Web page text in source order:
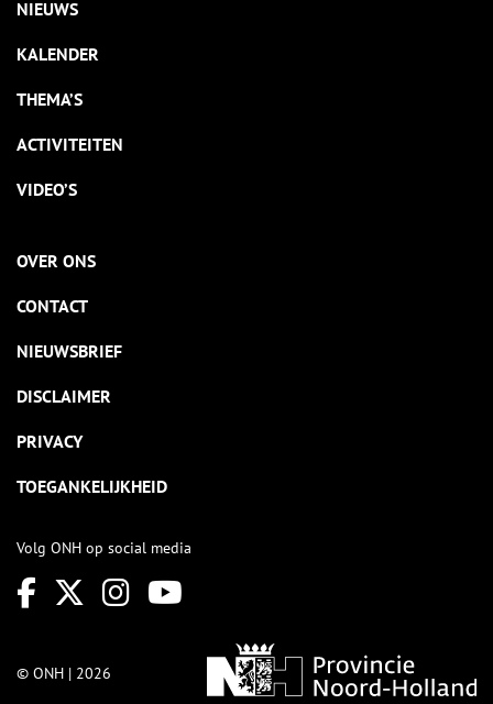
NIEUWS
KALENDER
THEMA’S
ACTIVITEITEN
VIDEO’S
OVER ONS
CONTACT
NIEUWSBRIEF
DISCLAIMER
PRIVACY
TOEGANKELIJKHEID
Volg ONH op social media
© ONH | 2026